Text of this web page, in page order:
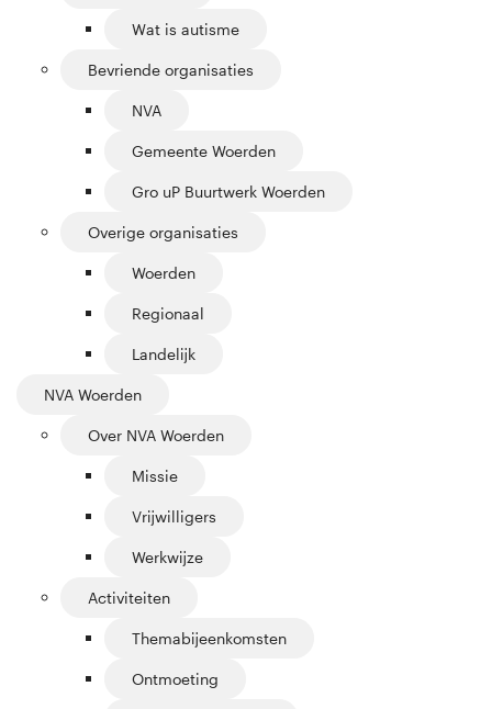
Wat is autisme
Bevriende organisaties
NVA
Gemeente Woerden
Gro uP Buurtwerk Woerden
Overige organisaties
Woerden
Regionaal
Landelijk
NVA Woerden
Over NVA Woerden
Missie
Vrijwilligers
Werkwijze
Activiteiten
Themabijeenkomsten
Ontmoeting